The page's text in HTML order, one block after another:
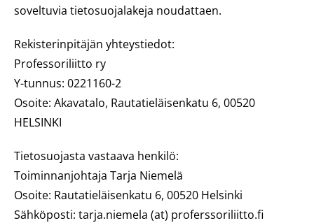
soveltuvia tietosuojalakeja noudattaen.
Rekisterinpitäjän yhteystiedot:
Professoriliitto ry
Y-tunnus: 0221160-2
Osoite: Akavatalo, Rautatieläisenkatu 6, 00520
HELSINKI
Tietosuojasta vastaava henkilö:
Toiminnanjohtaja Tarja Niemelä
Osoite: Rautatieläisenkatu 6, 00520 Helsinki
Sähköposti: tarja.niemela (at) proferssoriliitto.fi